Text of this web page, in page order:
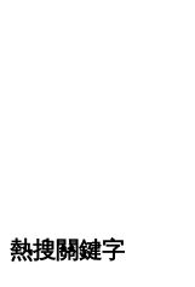
熱搜關鍵字